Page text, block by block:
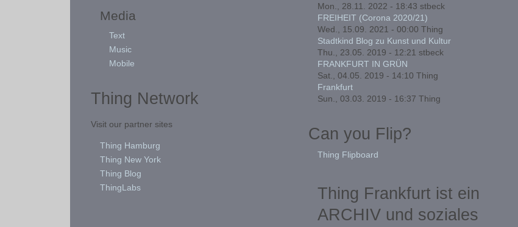
Media
Text
Music
Mobile
Thing Network
Visit our partner sites
Thing Hamburg
Thing New York
Thing Blog
ThingLabs
Mon., 28.11. 2022 - 18:43 stbeck
FREIHEIT (Corona 2020/21)
Wed., 15.09. 2021 - 00:00 Thing
Stadtkind Blog zu Kunst und Kultur
Thu., 23.05. 2019 - 12:21 stbeck
FRANKFURT IN GRÜN
Sat., 04.05. 2019 - 14:10 Thing
Frankfurt
Sun., 03.03. 2019 - 16:37 Thing
Can you Flip?
Thing Flipboard
Thing Frankfurt ist ein
ARCHIV und soziales